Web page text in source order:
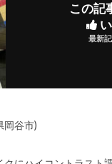
この記
最新
谷市)